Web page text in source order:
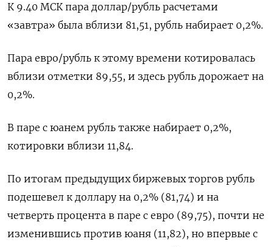
К 9.40 МСК пара доллар/рубль расчетами
«завтра» была вблизи 81,51, рубль набирает 0,2%.
Пара евро/рубль к этому времени котировалась
вблизи отметки 89,55, и здесь рубль дорожает на
0,2%.
В паре с юанем рубль также набирает 0,2%,
котировки вблизи 11,84.
По итогам предыдущих биржевых торгов рубль
подешевел к доллару на 0,2% (81,74) и на
четверть процента в паре с евро (89,75), почти не
изменившись против юаня (11,82), но впервые с